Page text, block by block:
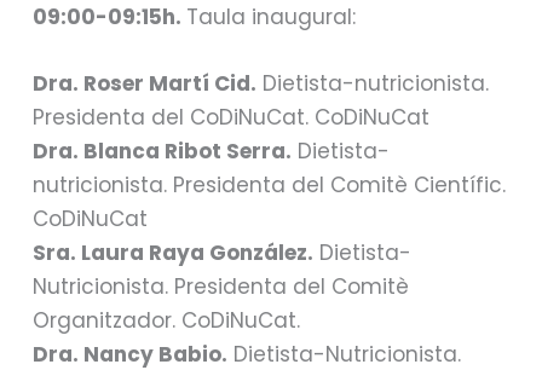
09:00-09:15h. Taula inaugural:
Dra. Roser Martí Cid. Dietista-nutricionista.
Presidenta del CoDiNuCat. CoDiNuCat
Dra. Blanca Ribot Serra. Dietista-
nutricionista. Presidenta del Comitè Científic.
CoDiNuCat
Sra. Laura Raya González. Dietista-
Nutricionista. Presidenta del Comitè
Organitzador. CoDiNuCat.
Dra. Nancy Babio. Dietista-Nutricionista.